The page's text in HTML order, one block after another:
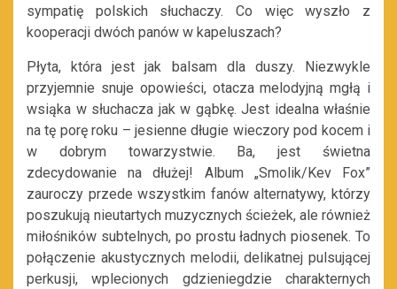
sympatię polskich słuchaczy. Co więc wyszło z
kooperacji dwóch panów w kapeluszach?
Płyta, która jest jak balsam dla duszy. Niezwykle
przyjemnie snuje opowieści, otacza melodyjną mgłą i
wsiąka w słuchacza jak w gąbkę. Jest idealna właśnie
na tę porę roku – jesienne długie wieczory pod kocem i
w dobrym towarzystwie. Ba, jest świetna
zdecydowanie na dłużej! Album „Smolik/Kev Fox”
zauroczy przede wszystkim fanów alternatywy, którzy
poszukują nieutartych muzycznych ścieżek, ale również
miłośników subtelnych, po prostu ładnych piosenek. To
połączenie akustycznych melodii, delikatnej pulsującej
perkusji, wplecionych gdzieniegdzie charakternych